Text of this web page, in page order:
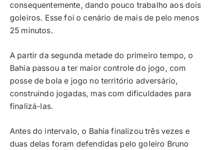
consequentemente, dando pouco trabalho aos dois
goleiros. Esse foi o cenário de mais de pelo menos
25 minutos.
A partir da segunda metade do primeiro tempo, o
Bahia passou a ter maior controle do jogo, com
posse de bola e jogo no território adversário,
construindo jogadas, mas com dificuldades para
finalizá-las.
Antes do intervalo, o Bahia finalizou três vezes e
duas delas foram defendidas pelo goleiro Bruno